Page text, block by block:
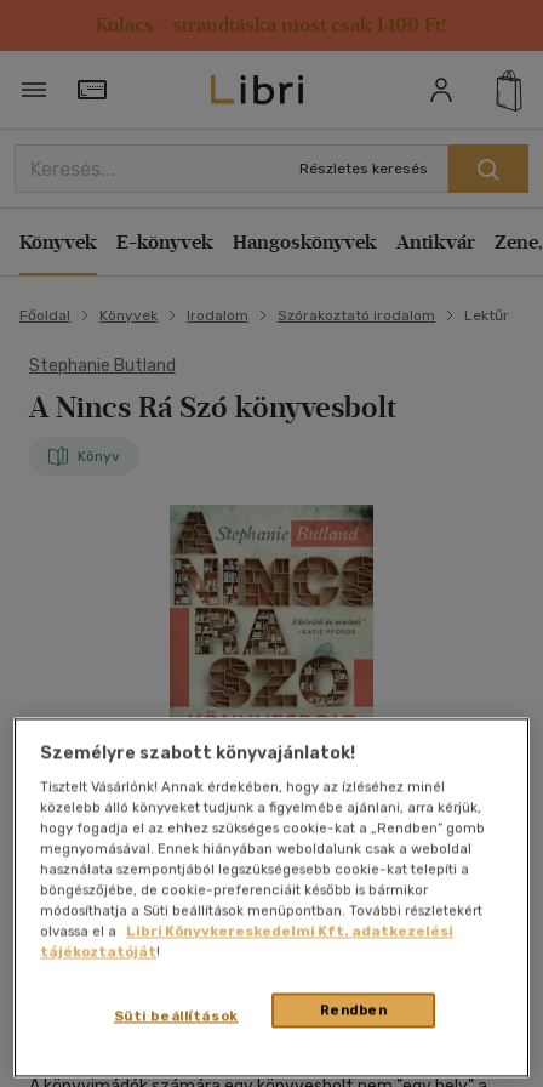
Kulacs / strandtáska most csak 1499 Ft!
Törzsvásárlói Kártya adatai
Részletes keresés
Könyvek E-könyvek Hangoskönyvek Antikvár
Főoldal Könyvek Irodalom Szórakoztató irodalom Lektűr
Stephanie Butland
A Nincs Rá Szó könyvesbolt
Könyv
Kívánságlistához adom Megosztom
I.p.c. Könyvek Kft |2025| magyar nyelvű|puhatáblás,
Személyre szabott könyvajánlatok!
Tisztelt Vásárlónk! Annak érdekében, hogy az ízléséhez minél
közelebb álló könyveket tudjunk a figyelmébe ajánlani, arra kérjük,
hogy fogadja el az ehhez szükséges cookie-kat a „Rendben” gomb
megnyomásával. Ennek hiányában weboldalunk csak a weboldal
használata szempontjából legszükségesebb cookie-kat telepíti a
böngészőjébe, de cookie-preferenciáit később is bármikor
módosíthatja a Süti beállítások menüpontban. További részletekért
olvassa el a
Libri Könyvkereskedelmi Kft. adatkezelési
tájékoztatóját!
Rendben
Süti beállítások